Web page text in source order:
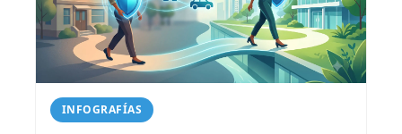
INFOGRAFÍAS